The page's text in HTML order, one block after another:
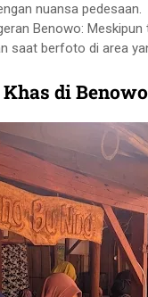
nuansa pedesaan.
Benowo:
saat berfoto di area
di